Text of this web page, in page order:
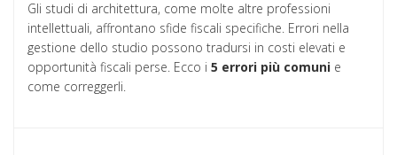
Gli studi di architettura, come molte altre professioni
intellettuali, affrontano sfide fiscali specifiche. Errori nella
gestione dello studio possono tradursi in costi elevati e
opportunità fiscali perse. Ecco i 5 errori più comuni e
come correggerli.